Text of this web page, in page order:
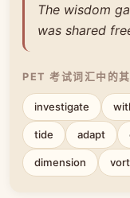
The wisdom
was shared
PET 考试词汇中的
investigate
tide adapt
dimension